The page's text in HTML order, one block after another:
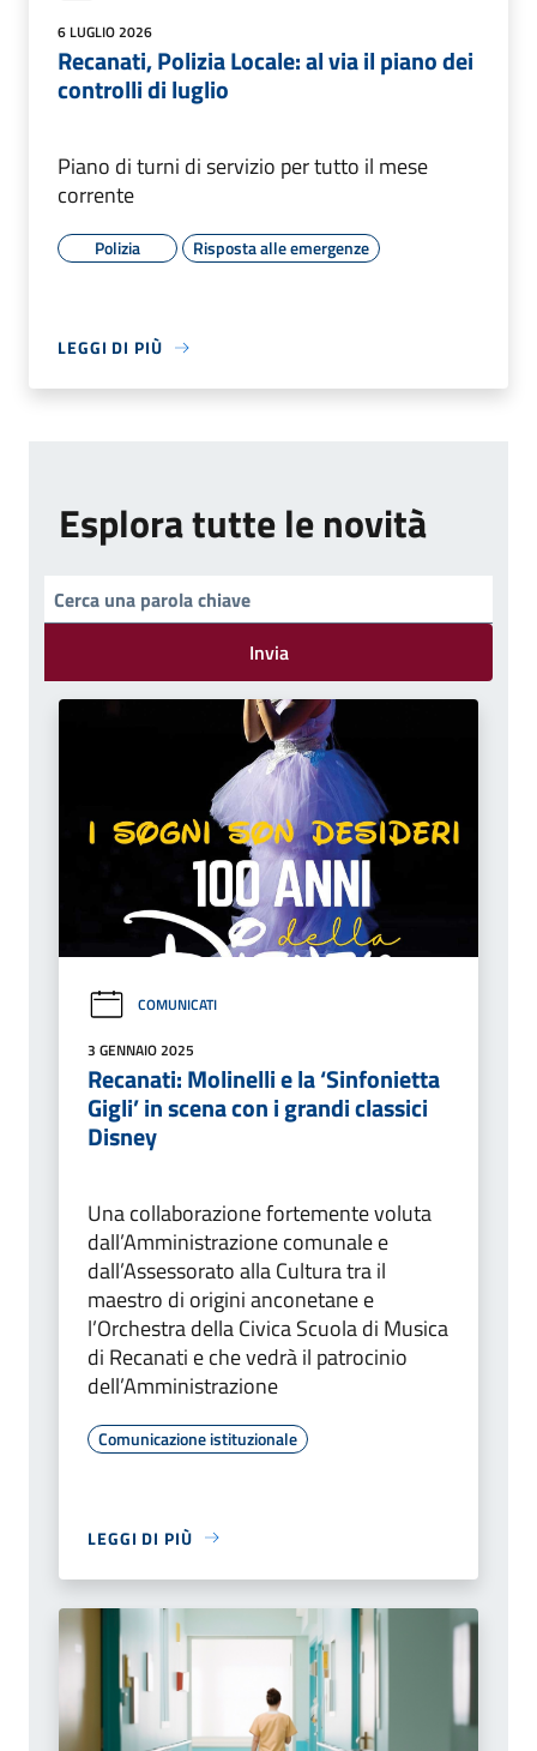
6 LUGLIO 2026
Recanati, Polizia Locale: al via il piano dei
controlli di luglio
Piano di turni di servizio per tutto il mese
corrente
Polizia Risposta alle emergenze
LEGGI DI PIÙ
Esplora tutte le novità
Invia
COMUNICATI
3 GENNAIO 2025
Recanati: Molinelli e la ‘Sinfonietta
Gigli’ in scena con i grandi classici
Disney
Una collaborazione fortemente voluta
dall’Amministrazione comunale e
dall’Assessorato alla Cultura tra il
maestro di origini anconetane e
l’Orchestra della Civica Scuola di Musica
di Recanati e che vedrà il patrocinio
dell’Amministrazione
Comunicazione istituzionale
LEGGI DI PIÙ